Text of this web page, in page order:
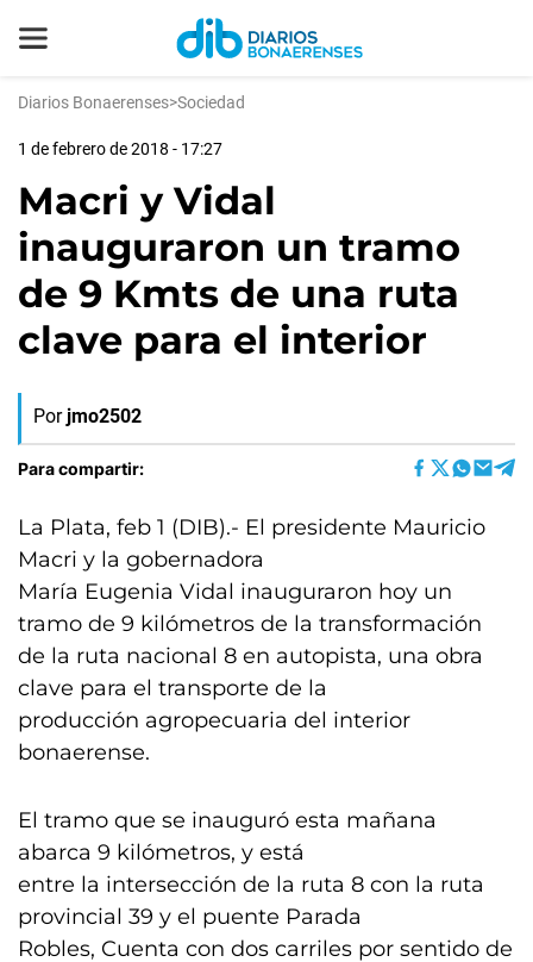
Diarios Bonaerenses>Sociedad
1 de febrero de 2018 - 17:27
Macri y Vidal
inauguraron un tramo
de 9 Kmts de una ruta
clave para el interior
Por jmo2502
Para compartir:
La Plata, feb 1 (DIB).- El presidente Mauricio
Macri y la gobernadora
María Eugenia Vidal inauguraron hoy un
tramo de 9 kilómetros de la transformación
de la ruta nacional 8 en autopista, una obra
clave para el transporte de la
producción agropecuaria del interior
bonaerense.
El tramo que se inauguró esta mañana
abarca 9 kilómetros, y está
entre la intersección de la ruta 8 con la ruta
provincial 39 y el puente Parada
Robles, Cuenta con dos carriles por sentido de